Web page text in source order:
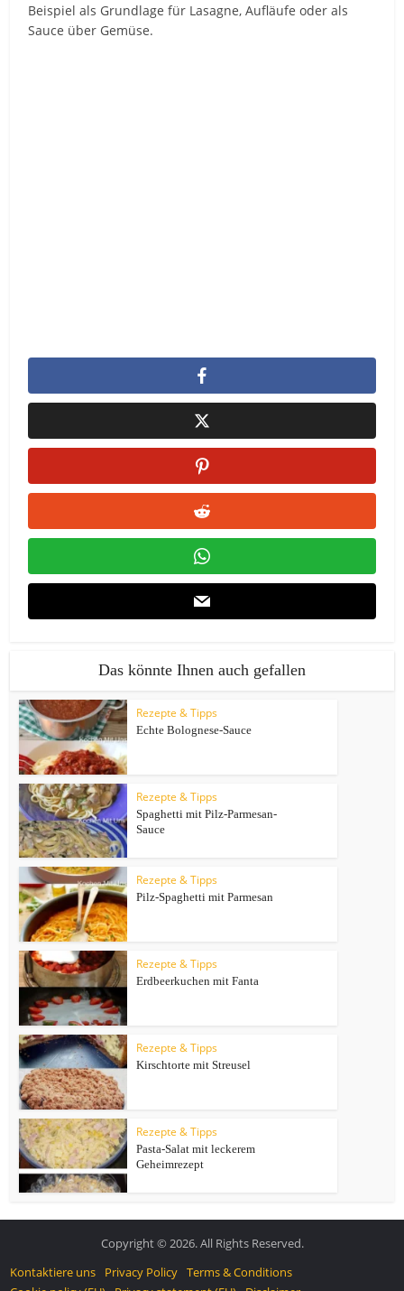
Beispiel als Grundlage für Lasagne, Aufläufe oder als
Sauce über Gemüse.
Das könnte Ihnen auch gefallen
Rezepte & Tipps
Echte Bolognese-Sauce
Rezepte & Tipps
Spaghetti mit Pilz-Parmesan-
Sauce
Rezepte & Tipps
Pilz-Spaghetti mit Parmesan
Rezepte & Tipps
Erdbeerkuchen mit Fanta
Rezepte & Tipps
Kirschtorte mit Streusel
Rezepte & Tipps
Pasta-Salat mit leckerem
Geheimrezept
Copyright © 2026. All Rights Reserved.
Kontaktiere uns
Privacy Policy Terms & Conditions